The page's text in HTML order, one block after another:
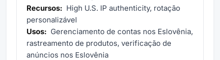
Recursos: High U.S. IP authenticity, rotação
personalizável
Usos: Gerenciamento de contas nos Eslovênia,
rastreamento de produtos, verificação de
anúncios nos Eslovênia